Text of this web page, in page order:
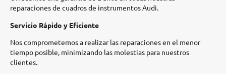
reparaciones de cuadros de instrumentos Audi.​
Servicio Rápido y Eficiente
Nos comprometemos a realizar las reparaciones en el menor
tiempo posible, minimizando las molestias para nuestros
clientes.​